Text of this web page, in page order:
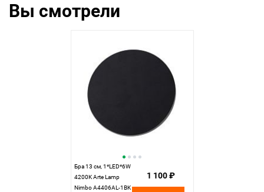
Вы смотрели
Бра 13 см, 1*LED*6W
4200K Arte Lamp
Nimbo A4406AL-1BK
1 100 ₽